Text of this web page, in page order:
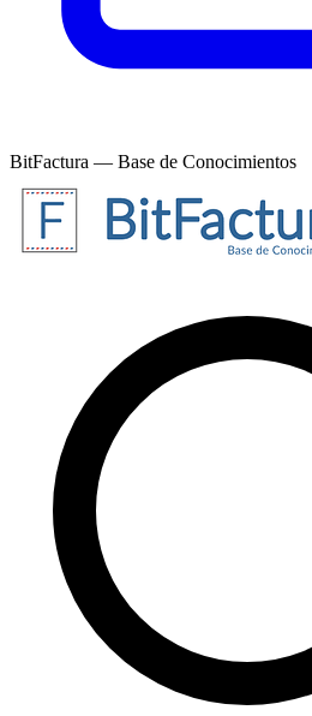
BitFactura — Base de Conocimientos